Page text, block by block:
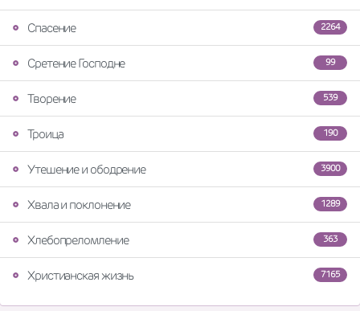
2264
Спасение
99
Сретение Господне
539
Творение
190
Троица
3900
Утешение и ободрение
1289
Хвала и поклонение
363
Хлебопреломление
7165
Христианская жизнь